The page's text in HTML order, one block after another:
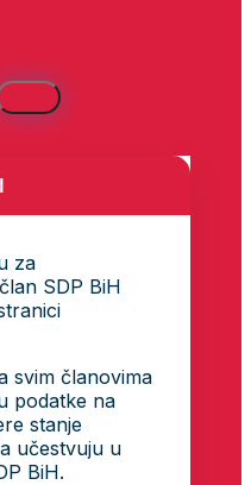
za
SDP BiH
svim članovima
podatke na
stanje
učestvuju u
BiH.